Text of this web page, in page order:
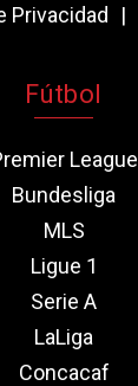
Privacidad
Fútbol
League
Bundesliga
MLS
Ligue 1
Serie A
LaLiga
Concacaf